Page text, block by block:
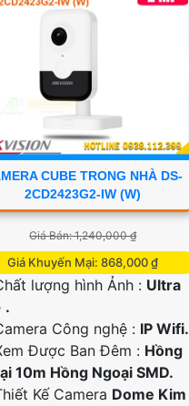
CUBE TRONG NHÀ DS-
2CD2423G2-IW (W)
Giá Bán: 1,240,000 ₫
Giá Khuyến Mại: 868,000 ₫
lượng hình Ảnh : Ultra
.
Công nghệ : IP Wifi.
Được Ban Đêm : Hồng
10m Hồng Ngoại SMD.
Kế Camera Dome Kim